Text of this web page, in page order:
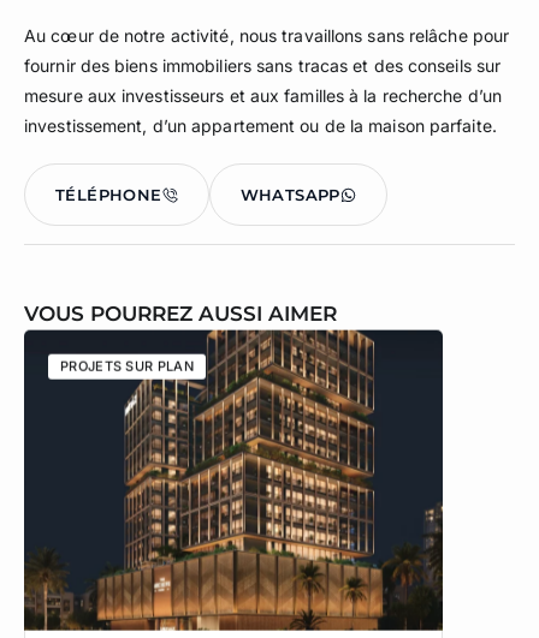
Au cœur de notre activité, nous travaillons sans relâche pour
fournir des biens immobiliers sans tracas et des conseils sur
mesure aux investisseurs et aux familles à la recherche d’un
investissement, d’un appartement ou de la maison parfaite.
TÉLÉPHONE WHATSAPP
VOUS POURREZ AUSSI AIMER
PROJETS SUR PLAN